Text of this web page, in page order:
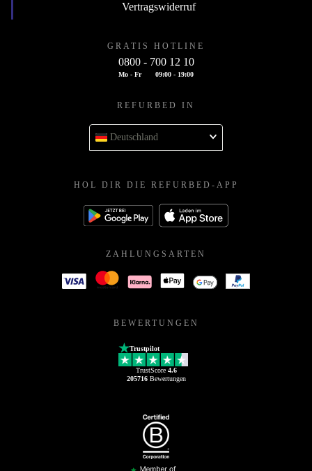
Vertragswiderruf
GRATIS HOTLINE
0800 - 700 12 10
Mo - Fr 09:00 - 19:00
REFURBED IN
Deutschland
HOL DIR DIE REFURBED-APP
ZAHLUNGSARTEN
BEWERTUNGEN
Trustpilot
TrustScore 4.6
205716Bewertungen